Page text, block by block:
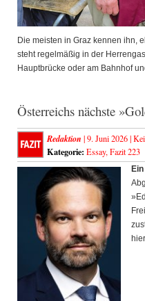
Die meisten in Graz kennen ihn,
steht regelmäßig in der
Hauptbrücke oder am Bahnhof
Österreichs nächste
Redaktion | 9. Juni 2026 |
Kategorie: Essay, Fazit 223